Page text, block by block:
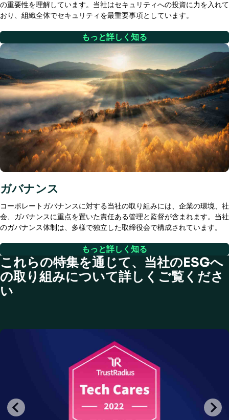
の重要性を理解しています。当社はセキュリティへの投資に力を入れて
おり、組織全体でセキュリティを最重要事項としています。
もっと詳しく知る
ガバナンス
コーポレートガバナンスに対する当社の取り組みには、企業の環境、社
会、ガバナンスに重点を置いた責任ある管理と監督が含まれます。当社
のガバナンス体制は、多様で独立した取締役会で構成されています。
もっと詳しく知る
これらの特集を通じて、当社のESGへ
の取り組みについて詳しくご覧くださ
い